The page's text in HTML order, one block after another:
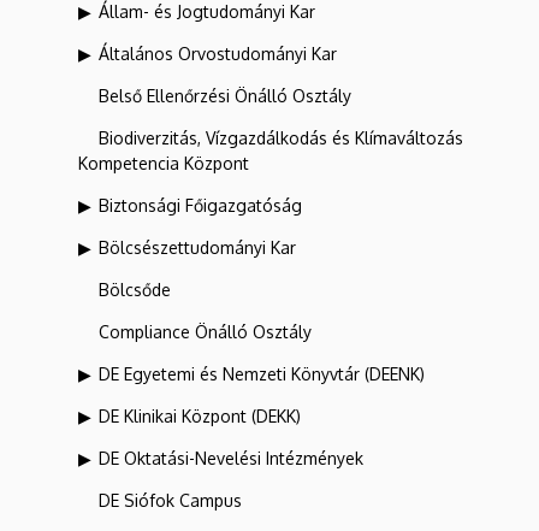
Állam- és Jogtudományi Kar
Általános Orvostudományi Kar
Belső Ellenőrzési Önálló Osztály
Biodiverzitás, Vízgazdálkodás és Klímaváltozás
Kompetencia Központ
Biztonsági Főigazgatóság
Bölcsészettudományi Kar
Bölcsőde
Compliance Önálló Osztály
DE Egyetemi és Nemzeti Könyvtár (DEENK)
DE Klinikai Központ (DEKK)
DE Oktatási-Nevelési Intézmények
DE Siófok Campus